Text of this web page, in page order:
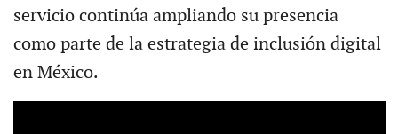
servicio continúa ampliando su presencia
como parte de la estrategia de inclusión digital
en México.